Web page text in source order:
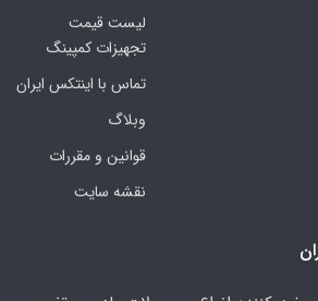
لیست قیمت
تجهیزات کمپینگ
تماس با اینتکس ایران
وبلاگ
قوانین و مقررات
نقشه سایت